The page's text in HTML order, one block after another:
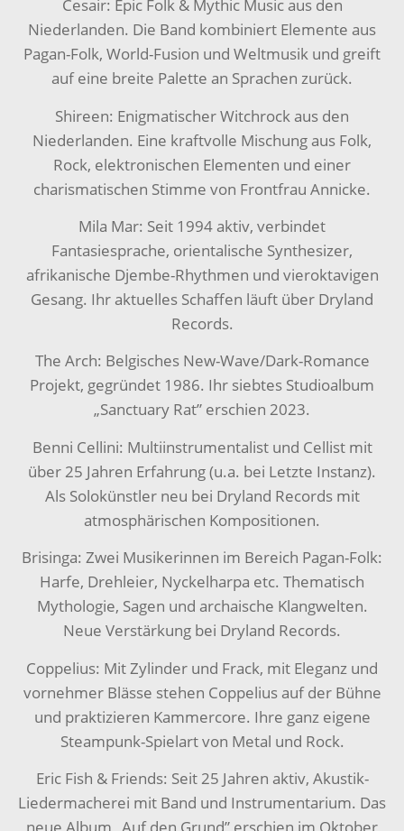
Cesair: Epic Folk & Mythic Music aus den
Niederlanden. Die Band kombiniert Elemente aus
Pagan-Folk, World-Fusion und Weltmusik und greift
auf eine breite Palette an Sprachen zurück.
Shireen: Enigmatischer Witchrock aus den
Niederlanden. Eine kraftvolle Mischung aus Folk,
Rock, elektronischen Elementen und einer
charismatischen Stimme von Frontfrau Annicke.
Mila Mar: Seit 1994 aktiv, verbindet
Fantasiesprache, orientalische Synthesizer,
afrikanische Djembe-Rhythmen und vieroktavigen
Gesang. Ihr aktuelles Schaffen läuft über Dryland
Records.
The Arch: Belgisches New-Wave/Dark-Romance
Projekt, gegründet 1986. Ihr siebtes Studioalbum
„Sanctuary Rat” erschien 2023.
Benni Cellini: Multiinstrumentalist und Cellist mit
über 25 Jahren Erfahrung (u.a. bei Letzte Instanz).
Als Solokünstler neu bei Dryland Records mit
atmosphärischen Kompositionen.
Brisinga: Zwei Musikerinnen im Bereich Pagan-Folk:
Harfe, Drehleier, Nyckelharpa etc. Thematisch
Mythologie, Sagen und archaische Klangwelten.
Neue Verstärkung bei Dryland Records.
Coppelius: Mit Zylinder und Frack, mit Eleganz und
vornehmer Blässe stehen Coppelius auf der Bühne
und praktizieren Kammercore. Ihre ganz eigene
Steampunk-Spielart von Metal und Rock.
Eric Fish & Friends: Seit 25 Jahren aktiv, Akustik-
Liedermacherei mit Band und Instrumentarium. Das